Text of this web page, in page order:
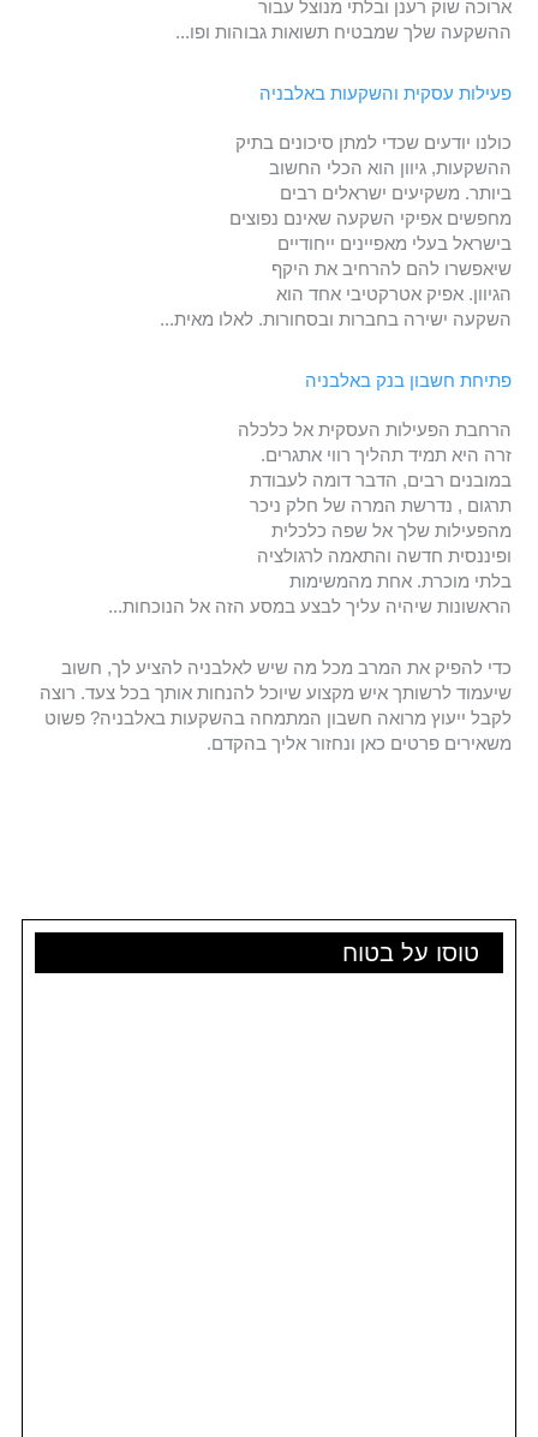
טוסו על בטוח
ארוכה שוק רענן ובלתי מנוצל עבור
ההשקעה שלך שמבטיח תשואות גבוהות ופו...
פעילות עסקית והשקעות באלבניה
כולנו יודעים שכדי למתן סיכונים בתיק
ההשקעות, גיוון הוא הכלי החשוב
ביותר. משקיעים ישראלים רבים
מחפשים אפיקי השקעה שאינם נפוצים
בישראל בעלי מאפיינים ייחודיים
שיאפשרו להם להרחיב את היקף
הגיוון. אפיק אטרקטיבי אחד הוא
השקעה ישירה בחברות ובסחורות. לאלו מאית...
פתיחת חשבון בנק באלבניה
הרחבת הפעילות העסקית אל כלכלה
זרה היא תמיד תהליך רווי אתגרים.
במובנים רבים, הדבר דומה לעבודת
תרגום , נדרשת המרה של חלק ניכר
מהפעילות שלך אל שפה כלכלית
ופיננסית חדשה והתאמה לרגולציה
בלתי מוכרת. אחת מהמשימות
הראשונות שיהיה עליך לבצע במסע הזה אל הנוכחות...
כדי להפיק את המרב מכל מה שיש לאלבניה להציע לך, חשוב
שיעמוד לרשותך איש מקצוע שיוכל להנחות אותך בכל צעד. רוצה
לקבל ייעוץ מרואה חשבון המתמחה בהשקעות באלבניה? פשוט
משאירים פרטים כאן ונחזור אליך בהקדם.